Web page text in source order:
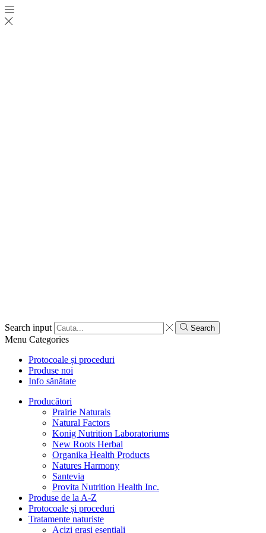
Search input Search
Menu Categories
Protocoale și proceduri
Produse noi
Info sănătate
Producători
Prairie Naturals
Natural Factors
Konig Nutrition Laboratoriums
New Roots Herbal
Organika Health Products
Natures Harmony
Santevia
Provita Nutrition Health Inc.
Produse de la A-Z
Protocoale și proceduri
Tratamente naturiste
Acizi grași esențiali